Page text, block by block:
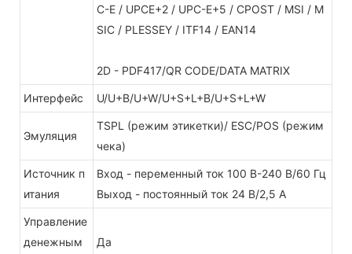
C-E / UPCE+2 / UPC-E+5 / CPOST / MSI / M
SIC / PLESSEY / ITF14 / EAN14
2D - PDF417/QR CODE/DATA MATRIX
Интерфейс U/U+B/U+W/U+S+L+B/U+S+L+W
Эмуляция
TSPL (режим этикетки)/ ESC/POS (режим
чека)
Источник п
итания
Вход - переменный ток 100 В-240 В/60 Гц
Выход - постоянный ток 24 В/2,5 А
Управление
денежным
Да